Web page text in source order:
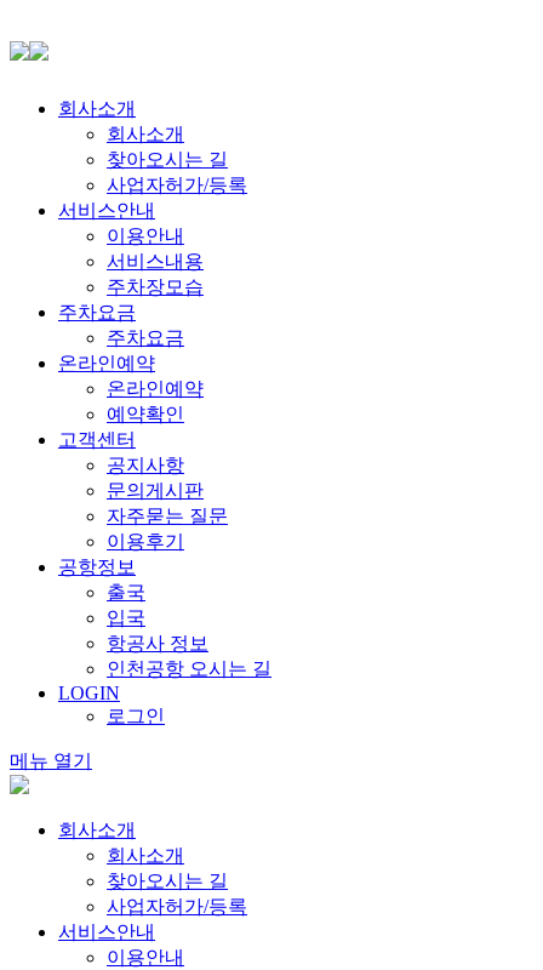
회사소개
회사소개
찾아오시는 길
사업자허가/등록
서비스안내
이용안내
서비스내용
주차장모습
주차요금
주차요금
온라인예약
온라인예약
예약확인
고객센터
공지사항
문의게시판
자주묻는 질문
이용후기
공항정보
출국
입국
항공사 정보
인천공항 오시는 길
LOGIN
로그인
메뉴 열기
회사소개
회사소개
찾아오시는 길
사업자허가/등록
서비스안내
이용안내